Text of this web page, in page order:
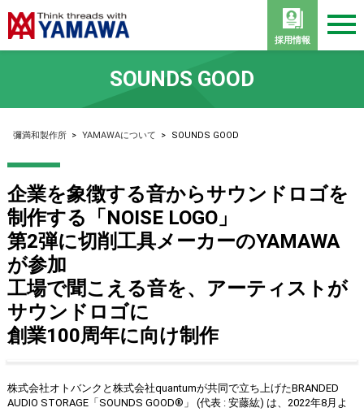
採用情報
SOUNDS GOOD
彌満和製作所 > YAMAWAについて > SOUNDS GOOD
企業を象徴する音からサウンドロゴを
制作する「NOISE LOGO」
第2弾に切削工具メーカーのYAMAWA
が参加
工場で聞こえる音を、アーティストが
サウンドロゴに
創業100周年に向け制作
株式会社オトバンクと株式会社quantumが共同で立ち上げたBRANDED
AUDIO STORAGE「SOUNDS GOOD®︎」 (代表 : 安藤紘) は、2022年8月よ